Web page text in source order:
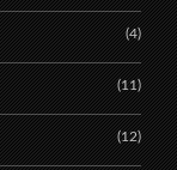
(4)
(11)
(12)